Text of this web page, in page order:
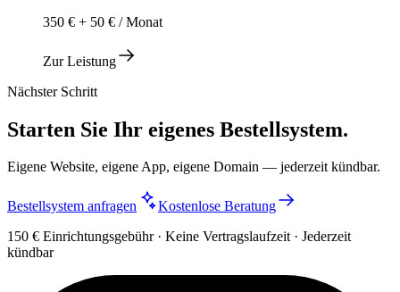
350 € + 50 € / Monat
Zur Leistung
Nächster Schritt
Starten Sie Ihr eigenes Bestellsystem.
Eigene Website, eigene App, eigene Domain — jederzeit kündbar.
Bestellsystem anfragen
Kostenlose Beratung
150 € Einrichtungsgebühr · Keine Vertragslaufzeit · Jederzeit
kündbar